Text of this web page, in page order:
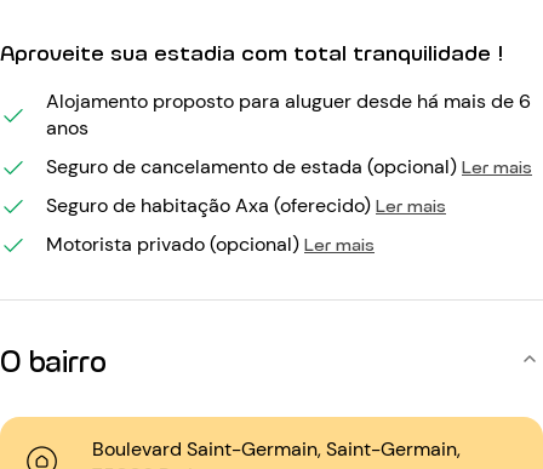
Aproveite sua estadia com total tranquilidade !
Alojamento proposto para aluguer desde há mais de 6
anos
Seguro de cancelamento de estada (opcional) Ler mais
Seguro de habitação Axa (oferecido) Ler mais
Motorista privado (opcional) Ler mais
O bairro
Boulevard Saint-Germain, Saint-Germain,